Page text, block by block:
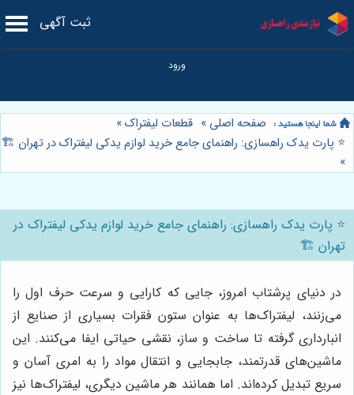
ثبت آگهی
صفحه اصلی » قطعات لیفتراک»
⭐️ پارت یدک راهسازی: راهنمای جامع خرید لوازم یدکی لیفتراک در تهران 🏗️
»
⭐️ پارت یدک راهسازی: راهنمای جامع خرید لوازم یدکی لیفتراک در
تهران 🏗️
در دنیای پرشتاب امروز، جایی که کارایی و سرعت حرف اول را
می‌زنند، لیفتراک‌ها به عنوان ستون فقرات بسیاری از صنایع از
انبارداری گرفته تا ساخت و ساز، نقشی حیاتی ایفا می‌کنند. این
ماشین‌های قدرتمند، جابجایی و انتقال مواد را به امری آسان و
سریع تبدیل کرده‌اند. اما همانند هر ماشین دیگری، لیفتراک‌ها نیز